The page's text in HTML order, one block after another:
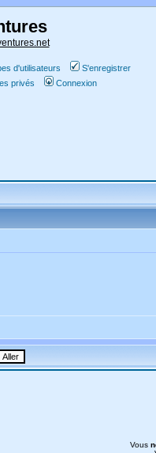
d'utilisateurs
S'enregistrer
privés Connexion
Vous